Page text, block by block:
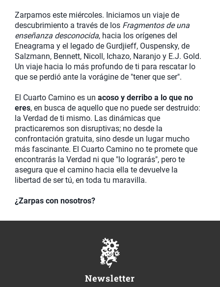
Zarpamos este miércoles. Iniciamos un viaje de
descubrimiento a través de los Fragmentos de una
enseñanza desconocida, hacia los orígenes del
Eneagrama y el legado de Gurdjieff, Ouspensky, de
Salzmann, Bennett, Nicoll, Ichazo, Naranjo y E.J. Gold.
Un viaje hacia lo más profundo de ti para rescatar lo
que se perdió ante la vorágine de "tener que ser".
El Cuarto Camino es un acoso y derribo a lo que no
eres, en busca de aquello que no puede ser destruido:
la Verdad de ti mismo. Las dinámicas que
practicaremos son disruptivas; no desde la
confrontación gratuita, sino desde un lugar mucho
más fascinante. El Cuarto Camino no te promete que
encontrarás la Verdad ni que "lo lograrás", pero te
asegura que el camino hacia ella te devuelve la
libertad de ser tú, en toda tu maravilla.
¿Zarpas con nosotros?
Newsletter